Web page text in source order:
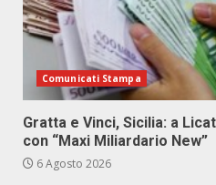
Comunicati Stampa
Gratta e Vinci, Sicilia: a
con “Maxi Miliardario New”
6 Agosto 2026